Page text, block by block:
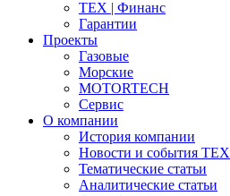
ТЕХ | Финанс
Гарантии
Проекты
Газовые
Морские
MOTORTECH
Сервис
О компании
История компании
Новости и события ТЕХ
Тематические статьи
Аналитические статьи